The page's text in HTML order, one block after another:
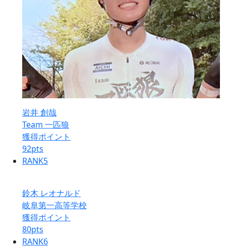
岩井 創哉
Team 一匹狼
獲得ポイント
92pts
RANK5
鈴木 レオナルド
岐阜第一高等学校
獲得ポイント
80pts
RANK6